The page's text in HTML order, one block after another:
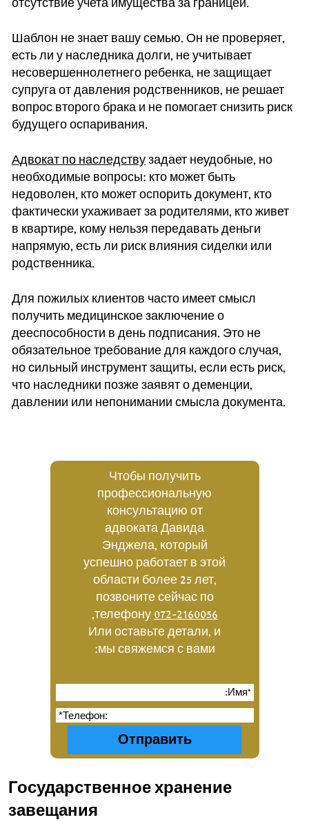
отсутствие учета имущества за границей.
Шаблон не знает вашу семью. Он не проверяет,
есть ли у наследника долги, не учитывает
несовершеннолетнего ребенка, не защищает
супруга от давления родственников, не решает
вопрос второго брака и не помогает снизить риск
будущего оспаривания.
Адвокат по наследствузадает неудобные, но
необходимые вопросы: кто может быть
недоволен, кто может оспорить документ, кто
фактически ухаживает за родителями, кто живет
в квартире, кому нельзя передавать деньги
напрямую, есть ли риск влияния сиделки или
родственника.
Для пожилых клиентов часто имеет смысл
получить медицинское заключение о
дееспособности в день подписания. Это не
обязательное требование для каждого случая,
но сильный инструмент защиты, если есть риск,
что наследники позже заявят о деменции,
давлении или непонимании смысла документа.
Чтобы получить
профессиональную
консультацию от
адвоката Давида
Энджела, который
успешно работает в этой
области более 25 лет,
позвоните сейчас по
телефону 072-2160056
,
Или оставьте детали, и
мы свяжемся с вами:
Государственное хранение
завещания